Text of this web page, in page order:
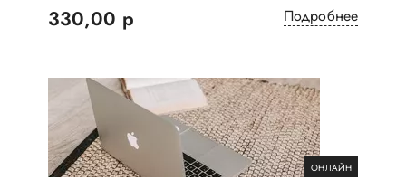
330,00 р Подробнее
ОНЛАЙН